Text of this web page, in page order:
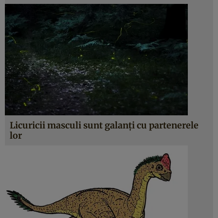
Licuricii masculi sunt galanţi cu partenerele
lor